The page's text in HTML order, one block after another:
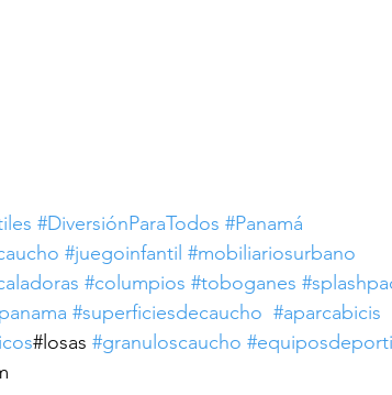
#DiversiónParaTodos #Panamá
#juegoinfantil #mobiliariosurbano
#columpios #toboganes
#superficiesdecaucho #aparcabicis
#losas #granuloscaucho